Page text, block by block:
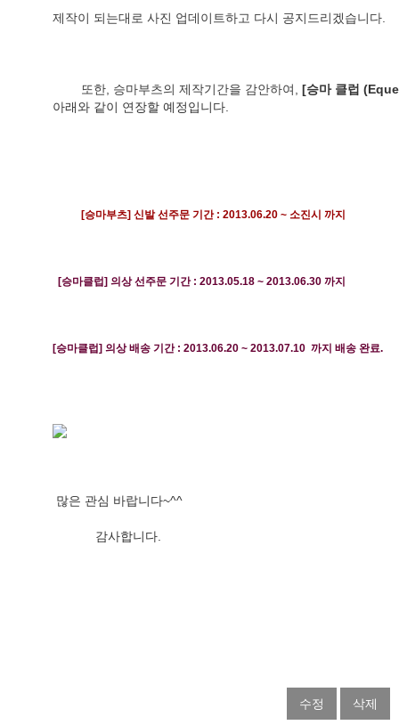
제작이 되는대로 사진 업데이트하고 다시 공지드리겠습니다.
        또한, 승마부츠의 제작기간을 감안하여,
[승마 클럽
아래와 같이 연장할 예정입니다.
[승마부츠] 신발 선주문 기간 : 2013.06.20 ~ 소진시 까지
[승마클럽] 의상 선주문 기간 : 2013.05.18 ~ 2013.06.30 까지
[승마클럽] 의상 배송 기간 : 2013.06.20 ~ 2013.07.10 까지 배송 완료.
많은 관심 바랍니다~^^
            감사합니다.
수정 삭제